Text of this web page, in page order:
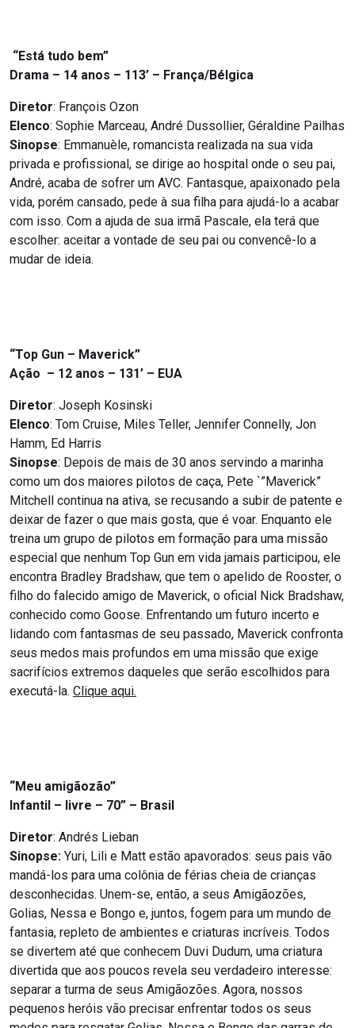
“Está tudo bem”
Drama – 14 anos – 113’ – França/Bélgica
Diretor: François Ozon
Elenco: Sophie Marceau, André Dussollier, Géraldine Pailhas
Sinopse: Emmanuèle, romancista realizada na sua vida
privada e profissional, se dirige ao hospital onde o seu pai,
André, acaba de sofrer um AVC. Fantasque, apaixonado pela
vida, porém cansado, pede à sua filha para ajudá-lo a acabar
com isso. Com a ajuda de sua irmã Pascale, ela terá que
escolher: aceitar a vontade de seu pai ou convencê-lo a
mudar de ideia.
“Top Gun – Maverick”
Ação – 12 anos – 131’ – EUA
Diretor: Joseph Kosinski
Elenco: Tom Cruise, Miles Teller, Jennifer Connelly, Jon
Hamm, Ed Harris
Sinopse: Depois de mais de 30 anos servindo a marinha
como um dos maiores pilotos de caça, Pete `”Maverick”
Mitchell continua na ativa, se recusando a subir de patente e
deixar de fazer o que mais gosta, que é voar. Enquanto ele
treina um grupo de pilotos em formação para uma missão
especial que nenhum Top Gun em vida jamais participou, ele
encontra Bradley Bradshaw, que tem o apelido de Rooster, o
filho do falecido amigo de Maverick, o oficial Nick Bradshaw,
conhecido como Goose. Enfrentando um futuro incerto e
lidando com fantasmas de seu passado, Maverick confronta
seus medos mais profundos em uma missão que exige
sacrifícios extremos daqueles que serão escolhidos para
executá-la. Clique aqui.
“Meu amigãozão”
Infantil – livre – 70” – Brasil
Diretor: Andrés Lieban
Sinopse: Yuri, Lili e Matt estão apavorados: seus pais vão
mandá-los para uma colônia de férias cheia de crianças
desconhecidas. Unem-se, então, a seus Amigãozões,
Golias, Nessa e Bongo e, juntos, fogem para um mundo de
fantasia, repleto de ambientes e criaturas incríveis. Todos
se divertem até que conhecem Duvi Dudum, uma criatura
divertida que aos poucos revela seu verdadeiro interesse:
separar a turma de seus Amigãozões. Agora, nossos
pequenos heróis vão precisar enfrentar todos os seus